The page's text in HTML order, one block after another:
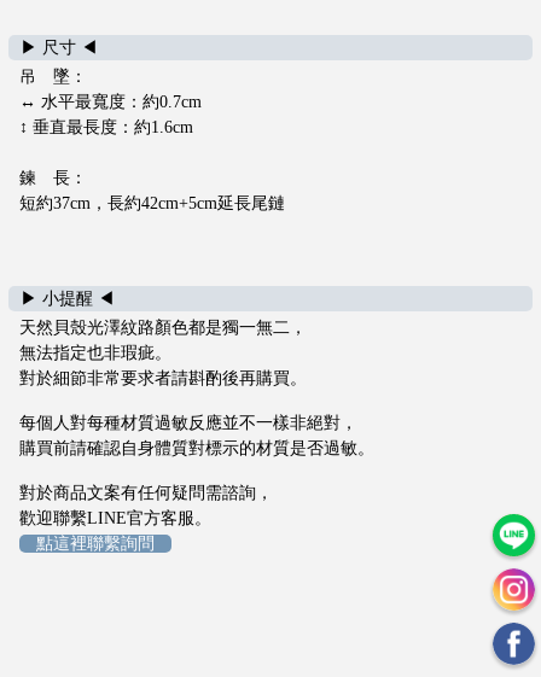
入
聯
絡
我
退
換
策
服
務
條
及
隱
政
策
▶ 尺寸 ◀
吊 墜：
↔ 水平最寬度：約0.7cm
↕ 垂直最長度：約1.6cm
鍊 長：
短約37cm，長約42cm+5cm延長尾鏈
▶ 小提醒 ◀
天然貝殼光澤紋路顏色都是獨一無二，
無法指定也非瑕疵。
對於細節非常要求者請斟酌後再購買。
每個人對每種材質過敏反應並不一樣非絕對，
購買前請確認自身體質對標示的材質是否過敏。
對於商品文案有任何疑問需諮詢，
歡迎聯繫LINE官方客服。
點這裡聯繫詢問